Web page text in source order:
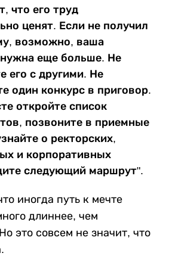
что его труд
ценят. Если не получил
возможно, ваша
еще больше. Не
его с другими. Не
один конкурс в приговор.
откройте список
позвоните в приемные
о ректорских,
и корпоративных
следующий маршрут".
иногда путь к мечте
длиннее, чем
это совсем не значит, что